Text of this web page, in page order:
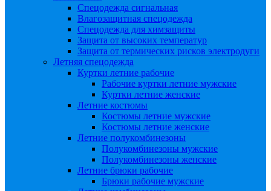
Спецодежда сигнальная
Влагозащитная спецодежда
Спецодежда для химзащиты
Защита от высоких температур
Защита от термических рисков электродуги
Летняя спецодежда
Куртки летние рабочие
Рабочие куртки летние мужские
Куртки летние женские
Летние костюмы
Костюмы летние мужские
Костюмы летние женские
Летние полукомбинезоны
Полукомбинезоны мужские
Полукомбинезоны женские
Летние брюки рабочие
Брюки рабочие мужские